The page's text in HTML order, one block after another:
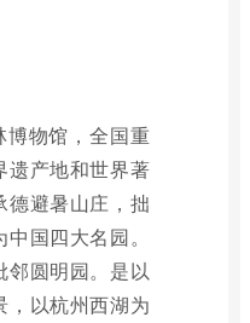
物馆，全国重
遗产地和世界著
德避暑山庄，拙
国四大名园。
邻圆明园。是以
，以杭州西湖为